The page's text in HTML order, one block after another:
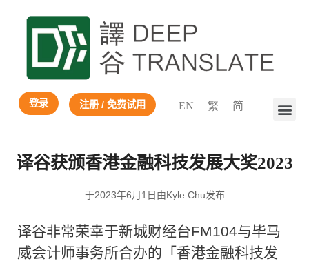
登录 注册 / 免费试用 EN 繁 简
译谷获颁香港金融科技发展大奖2023
于2023年6月1日由Kyle Chu发布
译谷非常荣幸于新城财经台FM104与毕马
威会计师事务所合办的「香港金融科技发